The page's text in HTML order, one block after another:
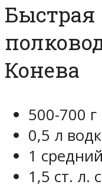
Конева
500-700
0,5 л
1
1,5 ст. л.